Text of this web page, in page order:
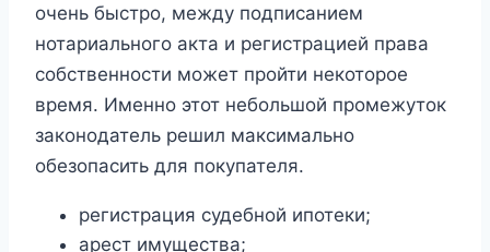
очень быстро, между подписанием
нотариального акта и регистрацией права
собственности может пройти некоторое
время. Именно этот небольшой промежуток
законодатель решил максимально
обезопасить для покупателя.
регистрация судебной ипотеки;
арест имущества;